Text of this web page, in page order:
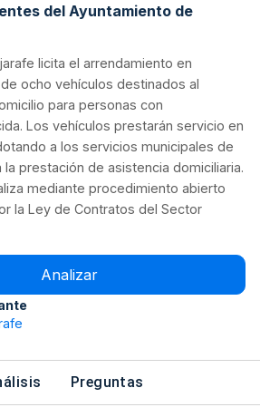
del Ayuntamiento de
licita el arrendamiento en
ocho vehículos destinados al
para personas con
Los vehículos prestarán servicio en
a los servicios municipales de
prestación de asistencia domiciliaria.
mediante procedimiento abierto
la Ley de Contratos del Sector
Analizar
Preguntas